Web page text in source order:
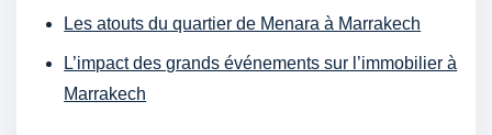
Les atouts du quartier de Menara à Marrakech
L’impact des grands événements sur l’immobilier à
Marrakech